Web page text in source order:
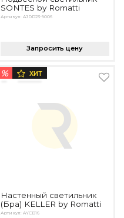
SONTES by Romatti
Артикул: AJDD23-9006
Запросить цену
% ХИТ
Настенный светильник
(Бра) KELLER by Romatti
Артикул: AYCB16